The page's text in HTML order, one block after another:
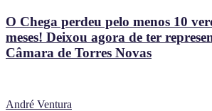
O Chega perdeu pelo menos 10
meses! Deixou agora de ter
Câmara de Torres Novas
André Ventura